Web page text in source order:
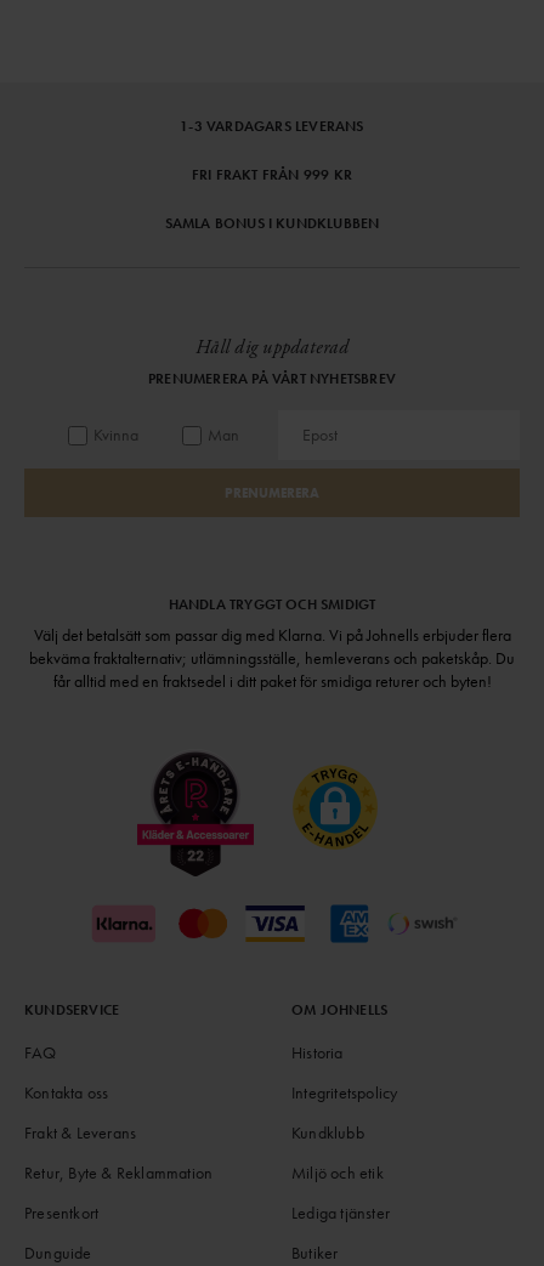
1-3 VARDAGARS LEVERANS
FRI FRAKT FRÅN 999 KR
SAMLA BONUS I KUNDKLUBBEN
Håll dig uppdaterad
PRENUMERERA PÅ VÅRT NYHETSBREV
Kvinna Man
PRENUMERERA
HANDLA TRYGGT OCH SMIDIGT
Välj det betalsätt som passar dig med Klarna. Vi på Johnells erbjuder flera
bekväma fraktalternativ; utlämningsställe, hemleverans och paketskåp. Du
får alltid med en fraktsedel i ditt paket för smidiga returer och byten!
KUNDSERVICE
FAQ
Kontakta oss
Frakt & Leverans
Retur, Byte & Reklammation
Presentkort
Dunguide
OM JOHNELLS
Historia
Integritetspolicy
Kundklubb
Miljö och etik
Lediga tjänster
Butiker